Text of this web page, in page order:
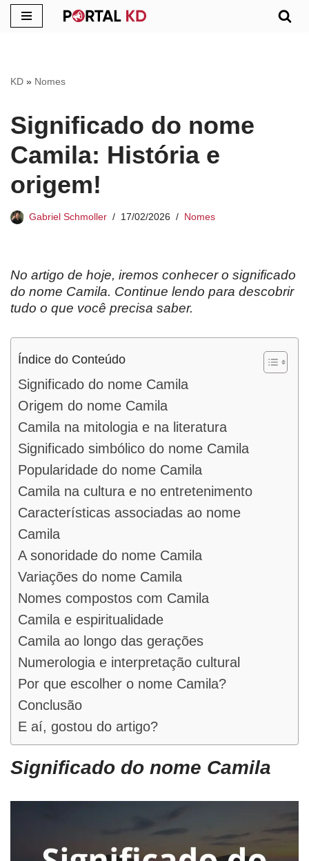
conteúdo
KD » Nomes
Significado do nome
Camila: História e
origem!
Gabriel Schmoller 17/02/2026 Nomes
No artigo de hoje, iremos conhecer o significado
do nome Camila. Continue lendo para descobrir
tudo o que você precisa saber.
Índice do Conteúdo
Significado do nome Camila
Origem do nome Camila
Camila na mitologia e na literatura
Significado simbólico do nome Camila
Popularidade do nome Camila
Camila na cultura e no entretenimento
Características associadas ao nome
Camila
A sonoridade do nome Camila
Variações do nome Camila
Nomes compostos com Camila
Camila e espiritualidade
Camila ao longo das gerações
Numerologia e interpretação cultural
Por que escolher o nome Camila?
Conclusão
E aí, gostou do artigo?
Significado do nome Camila